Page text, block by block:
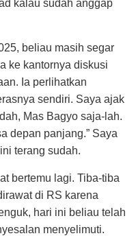
kalau sudah anggap
beliau masih segar
ke kantornya diskusi
Ia perlihatkan
sendiri. Saya ajak
Mas Bagyo saja-lah.
depan panjang.” Saya
terang sudah.
bertemu lagi. Tiba-tiba
di RS karena
hari ini beliau telah
menyelimuti.